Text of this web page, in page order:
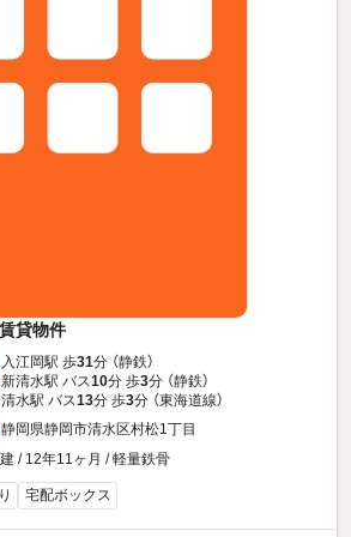
貸物件
入江岡駅 歩31分 （静鉄）
新清水駅 バス10分 歩3分 （静鉄）
清水駅 バス13分 歩3分 （東海道線）
静岡県静岡市清水区村松1丁目
/ 12年11ヶ月 / 軽量鉄骨
宅配ボックス